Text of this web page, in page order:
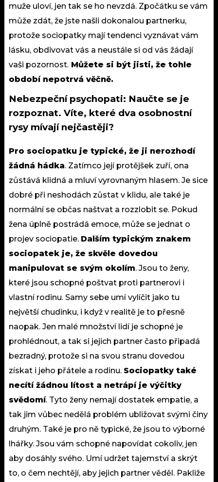
muže uloví, jen tak se ho nevzdá. Zpočátku se vám
může zdát, že jste našli dokonalou partnerku,
protože sociopatky mají tendenci vyznávat vám
lásku, obdivovat vás a neustále si od vás žádají
vaši pozornost. Můžete si být jisti, že tohle
období nepotrvá věčně.
Nebezpeční psychopati: Naučte se je
rozpoznat. Víte, které dva osobnostní
rysy mívají nejčastěji?
Pro sociopatku je typické, že ji nerozhodí
žádná hádka. Zatímco její protějšek zuří, ona
zůstává klidná a mluví vyrovnaným hlasem. Je sice
dobré při neshodách zůstat v klidu, ale také je
normální se občas naštvat a rozzlobit se. Pokud
žena úplně postrádá emoce, může se jednat o
projev sociopatie. Dalším typickým znakem
sociopatek je, že skvěle dovedou
manipulovat se svým okolím. Jsou to ženy,
které jsou schopné poštvat proti partnerovi i
vlastní rodinu. Samy sebe umí vylíčit jako tu
největší chudinku, i když v realitě je to přesně
naopak. Jen malé množství lidí je schopné je
prohlédnout, a tak si jejich partner často připadá
bezradný, protože si na svou stranu dovedou
získat i jeho přátele a rodinu. Sociopatky také
necítí žádnou lítost a netrápí je výčitky
svědomí. Tyto ženy nemají dostatek empatie, a
tak jim vůbec nedělá problém ubližovat svými činy
druhým. Také je pro ně typické, že jsou to výborné
lhářky. Jsou vám schopné napovídat cokoliv, jen
aby dosáhly svého. Umí udržet tajemství a skrýt
to, o čem nechtějí, aby jejich partner věděl. Pakliže